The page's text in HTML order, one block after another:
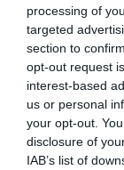
processing of
targeted
section to
opt-out request
interest-based
us or personal
your opt-out.
disclosure of
IAB’s list of
Μαζική
καταρρίψεις
Επίδομα 150
πληρωμή και
Red Code: Σε
και Εύβοια